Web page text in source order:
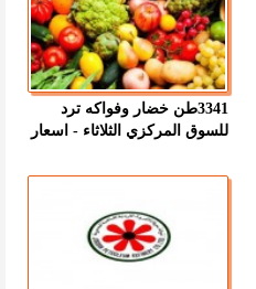
3341طن خضار وفواكه ترد
للسوق المركزي الثلاثاء - اسعار